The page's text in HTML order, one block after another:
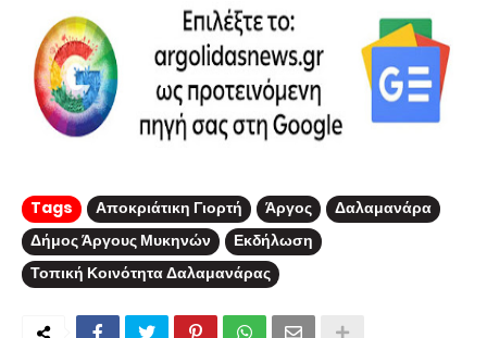
Tags Αποκριάτικη Γιορτή Άργος
Δαλαμανάρα
Δήμος Άργους Μυκηνών
Εκδήλωση
Τοπική Κοινότητα Δαλαμανάρας